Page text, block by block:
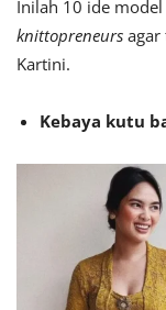
Inilah 10 ide
knittopreneurs
Kartini.
Kebaya kutu